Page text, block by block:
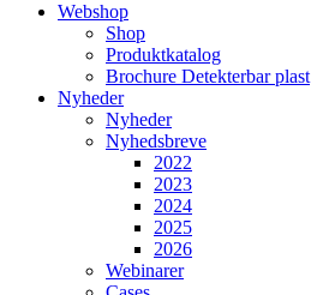
Webshop
Shop
Produktkatalog
Brochure Detekterbar plast
Nyheder
Nyheder
Nyhedsbreve
2022
2023
2024
2025
2026
Webinarer